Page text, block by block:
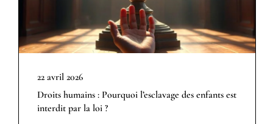
22 avril 2026
Droits humains : Pourquoi l’esclavage des enfants est
interdit par la loi ?